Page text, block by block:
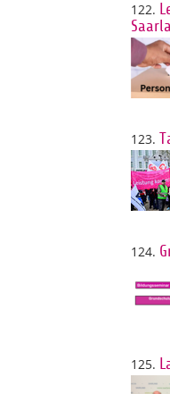
122.
123.
124.
125.